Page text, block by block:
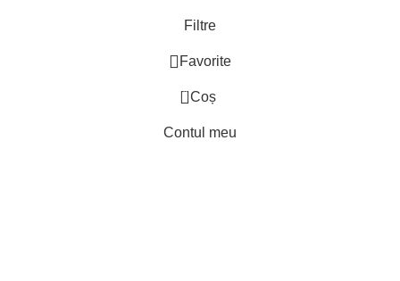
Filtre
Favorite
0 Coș
Contul meu